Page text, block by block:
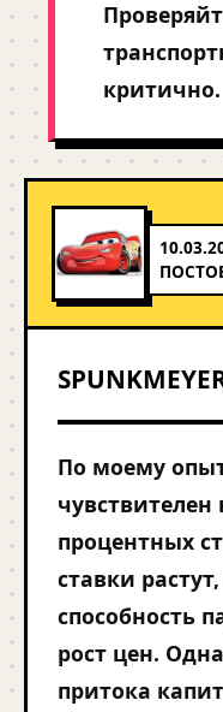
критично.
По моему
процентных
ставки
способность
рост цен.
притока